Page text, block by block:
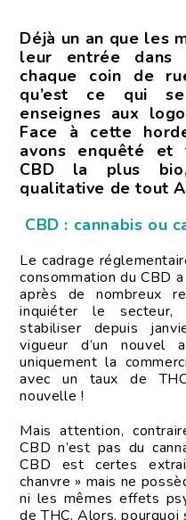
Déjà un an que les
leur entrée dans
chaque coin de
qu’est ce qui
enseignes aux
Face à cette
avons enquêté
CBD la plus
qualitative de tout
CBD : cannabis ou
Le cadrage
consommation du CBD
après de nombreux
inquiéter le
stabiliser depuis
vigueur d’un nouvel
uniquement la
avec un taux de
nouvelle !
Mais attention,
CBD n’est pas du
CBD est certes
chanvre » mais ne
ni les mêmes effets
de THC. Alors, pourquoi